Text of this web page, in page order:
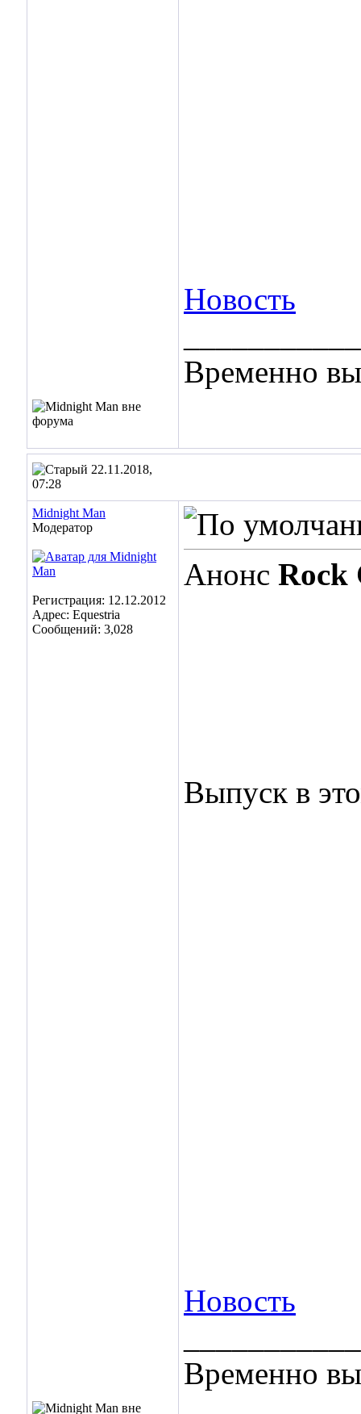
Новость
Временно
22.11.2018,
07:28
Midnight Man
Модератор
Регистрация: 12.12.2012
Адрес: Equestria
Сообщений: 3,028
Анонс Rock
Выпуск в
Новость
Временно